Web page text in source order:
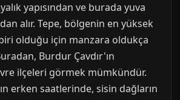
yapısından ve burada yuva
alır. Tepe, bölgenin en yüksek
olduğu için manzara oldukça
Burdur Çavdır'ın
ilçeleri görmek mümkündür.
erken saatlerinde, sisin dağların